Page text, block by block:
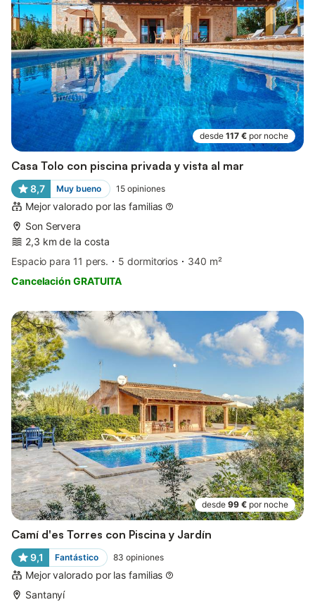
desde 117 € por noche
Casa Tolo con piscina privada y vista al mar
8,7 Muy bueno 15 opiniones
Mejor valorado por las familias
Son Servera
2,3 km de la costa
Espacio para 11 pers.
5 dormitorios
340 m²
Cancelación GRATUITA
desde 99 € por noche
Camí d'es Torres con Piscina y Jardín
9,1 Fantástico 83 opiniones
Mejor valorado por las familias
Santanyí